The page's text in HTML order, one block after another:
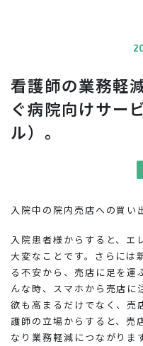
0120-
看護師の業務軽
ぐ病院向けサー
ル）。
入院中の院内売店への買い
入院患者様からすると、エ
大変なことです。さらには
る不安から、売店に足を運
んな時、スマホから売店に
欲も高まるだけでなく、売
護師の立場からすると、売
なり業務軽減につながりま